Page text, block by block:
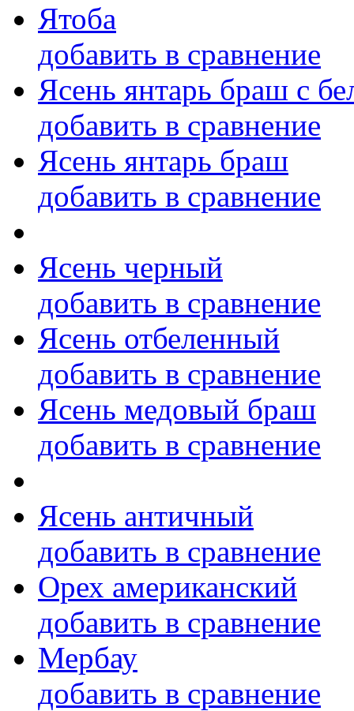
Ятоба
добавить в сравнение
Ясень янтарь браш с
добавить в сравнение
Ясень янтарь браш
добавить в сравнение
Ясень черный
добавить в сравнение
Ясень отбеленный
добавить в сравнение
Ясень медовый браш
добавить в сравнение
Ясень античный
добавить в сравнение
Орех американский
добавить в сравнение
Мербау
добавить в сравнение